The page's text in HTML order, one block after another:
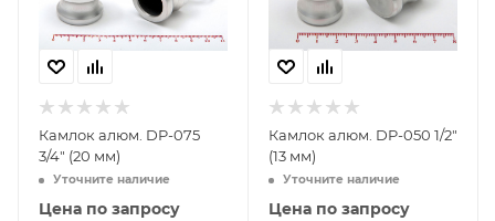
Камлок алюм. DP-075
3/4" (20 мм)
Уточните наличие
Цена по запросу
Камлок алюм. DP-050 1/2"
(13 мм)
Уточните наличие
Цена по запросу